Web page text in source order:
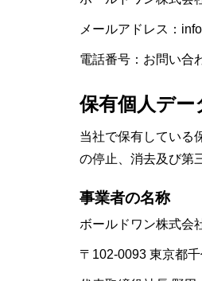
メールアドレス：
電話番号：お問い合
保有個人デー
当社で保有している
の停止、消去及び第
事業者の名称
ボールドワン株式会
〒102-0093 東京都